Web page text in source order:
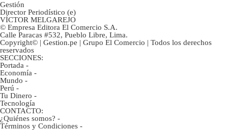
Gestión
Director Periodístico (e)
VÍCTOR MELGAREJO
© Empresa Editora El Comercio S.A.
Calle Paracas #532, Pueblo Libre, Lima.
Copyright© | Gestion.pe | Grupo El Comercio | Todos los derechos
reservados
SECCIONES:
Portada -
Economía -
Mundo -
Perú -
Tu Dinero -
Tecnología
CONTACTO:
¿Quiénes somos? -
Términos y Condiciones -